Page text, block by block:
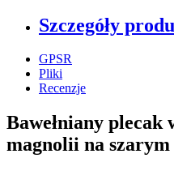
Szczegóły
GPSR
Pliki
Recenzje
Bawełniany plecak
magnolii na szarym